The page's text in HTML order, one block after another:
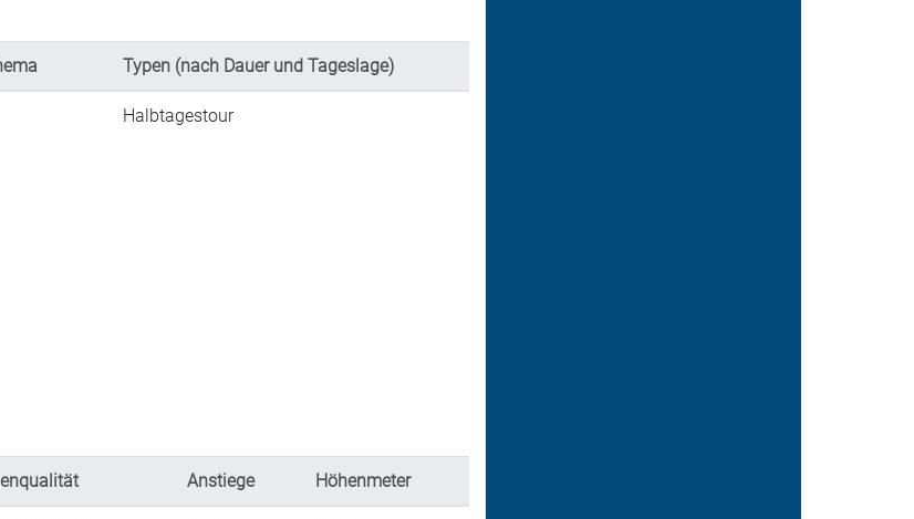
Typen (nach Dauer und Tageslage)
Halbtagestour
Anstiege Höhenmeter